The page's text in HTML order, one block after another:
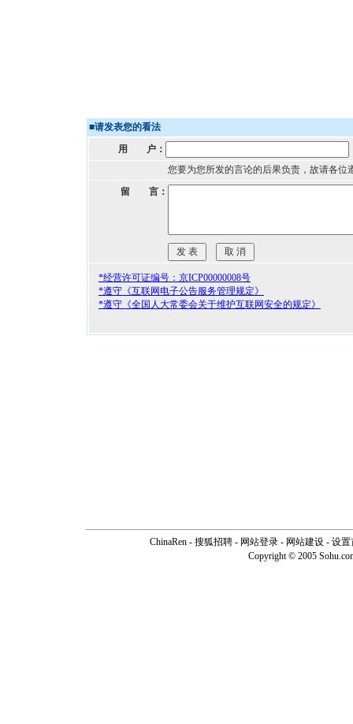
■请发表您的看法
用 户：
您要为您所发的言论的后果负责，故请各位
留 言：
*经营许可证编号：京ICP00000008号
*遵守《互联网电子公告服务管理规定》
*遵守《全国人大常委会关于维护互联网安全的规定》
ChinaRen - 搜狐招聘 - 网站登录 - 网站建设 - 设置
Copyright © 2005